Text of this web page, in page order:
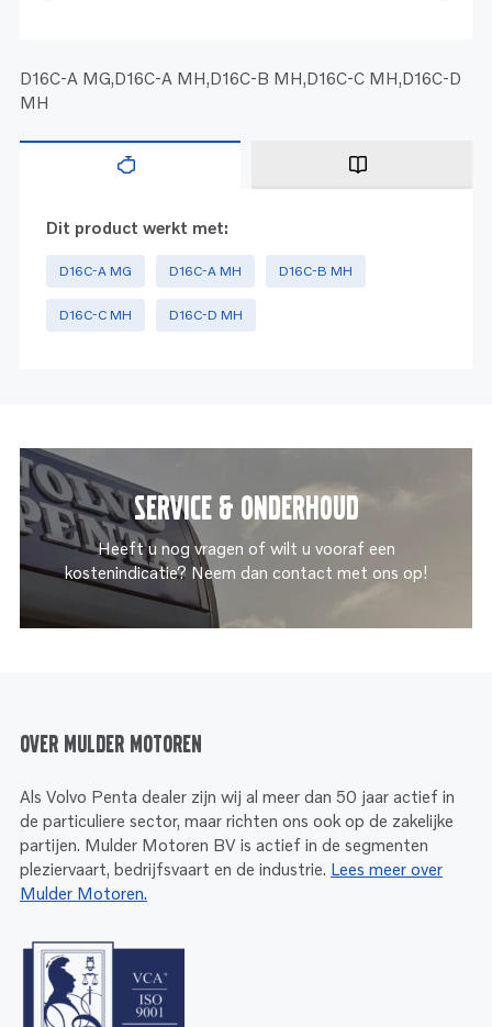
D16C-A MG,D16C-A MH,D16C-B MH,D16C-C MH,D16C-D
MH
Dit product werkt met:
D16C-A MG D16C-A MH D16C-B MH
D16C-C MH D16C-D MH
Service & onderhoud
Heeft u nog vragen of wilt u vooraf een
kostenindicatie? Neem dan contact met ons op!
Over Mulder Motoren
Als Volvo Penta dealer zijn wij al meer dan 50 jaar actief in
de particuliere sector, maar richten ons ook op de zakelijke
partijen. Mulder Motoren BV is actief in de segmenten
pleziervaart, bedrijfsvaart en de industrie. Lees meer over
Mulder Motoren.